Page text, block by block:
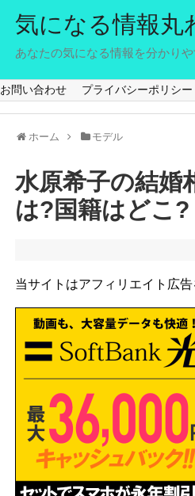
気になる情報丸
あなたの気になる情報を分かりや
お問い合わせ プライバシーポリシー
ホーム モデル
水原希子の結婚
は?国籍はどこ?
当サイトはアフィリエイト広告